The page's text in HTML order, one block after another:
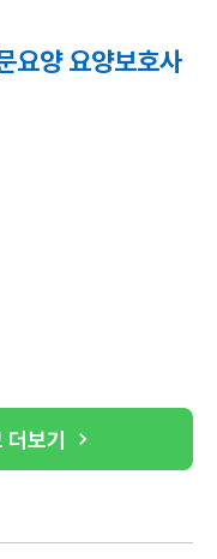
양 요양보호사
더보기